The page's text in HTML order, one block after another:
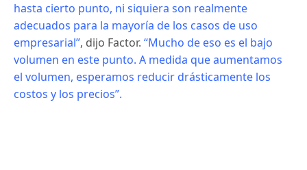
hasta cierto punto, ni siquiera son realmente
adecuados para la mayoría de los casos de uso
empresarial”, dijo Factor. “Mucho de eso es el bajo
volumen en este punto. A medida que aumentamos
el volumen, esperamos reducir drásticamente los
costos y los precios”.